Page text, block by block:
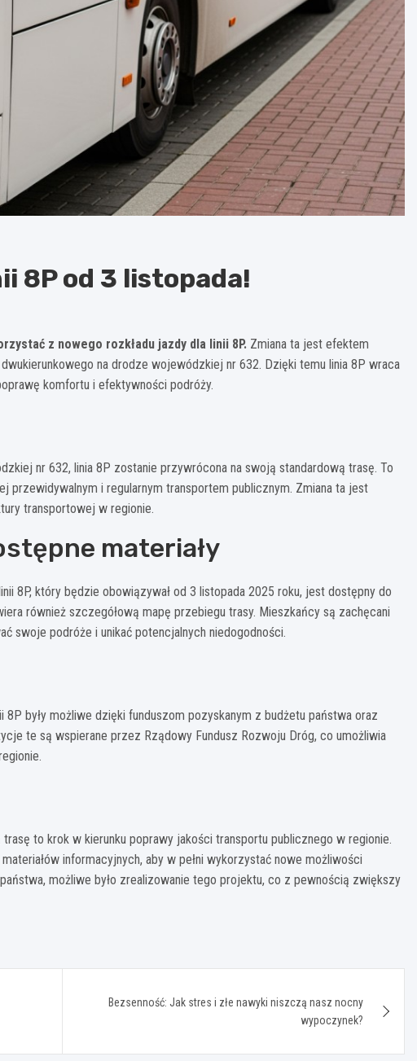
8P od 3 listopada!
z nowego rozkładu jazdy dla linii 8P. Zmiana ta jest efektem
na drodze wojewódzkiej nr 632. Dzięki temu linia 8P wraca
komfortu i efektywności podróży.
nr 632, linia 8P zostanie przywrócona na swoją standardową trasę. To
przewidywalnym i regularnym transportem publicznym. Zmiana ta jest
transportowej w regionie.
materiały
8P, który będzie obowiązywał od 3 listopada 2025 roku, jest dostępny do
również szczegółową mapę przebiegu trasy. Mieszkańcy są zachęcani
swoje podróże i unikać potencjalnych niedogodności.
były możliwe dzięki funduszom pozyskanym z budżetu państwa oraz
te są wspierane przez Rządowy Fundusz Rozwoju Dróg, co umożliwia
to krok w kierunku poprawy jakości transportu publicznego w regionie.
informacyjnych, aby w pełni wykorzystać nowe możliwości
możliwe było zrealizowanie tego projektu, co z pewnością zwiększy
Bezsenność: Jak stres i złe nawyki niszczą nasz nocny
wypoczynek?